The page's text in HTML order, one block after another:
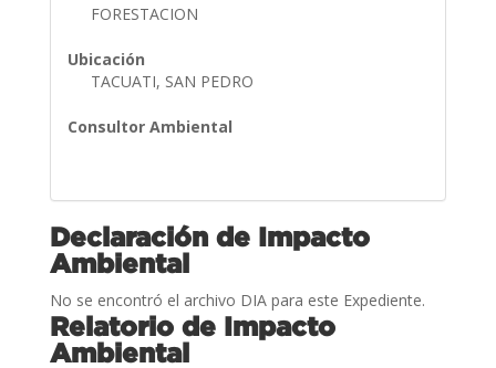
FORESTACION
Ubicación
TACUATI, SAN PEDRO
Consultor Ambiental
Declaración de Impacto
Ambiental
No se encontró el archivo DIA para este Expediente.
Relatorio de Impacto
Ambiental